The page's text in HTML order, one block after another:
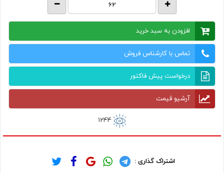
افزودن به سبد خرید
تماس با کارشناس فروش
درخواست پیش فاکتور
آرشیو قیمت
1244
اشتراک گذاری :